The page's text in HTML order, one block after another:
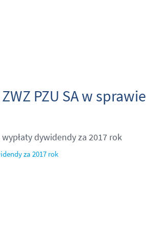
PZU SA w sprawie
dywidendy za 2017 rok
za 2017 rok